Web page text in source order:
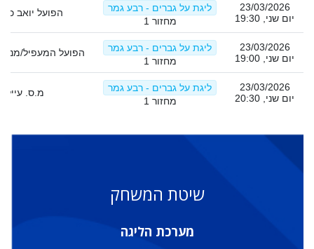
הפועל יואב
ליגת על גברים - רבע גמר
מחזור 1
23/03/2026
יום שני, 19:30
הפועל המעפיל/
ליגת על גברים - רבע גמר
מחזור 1
23/03/2026
יום שני, 19:00
מ.ס.
ליגת על גברים - רבע גמר
מחזור 1
23/03/2026
יום שני, 20:30
שיטת המשחק
מערכת הליגה